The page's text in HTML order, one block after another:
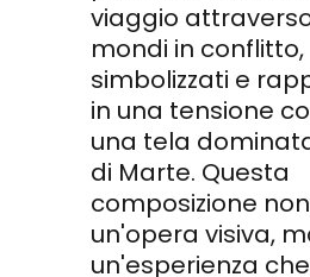
viaggio
mondi in conflitto,
simbolizzati e
in una tensione
una tela
di Marte. Questa
composizione
un'opera visiva,
un'esperienza